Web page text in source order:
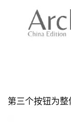
第三个按钮为整